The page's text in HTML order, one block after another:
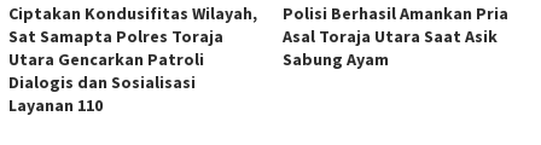
Ciptakan Kondusifitas Wilayah,
Sat Samapta Polres Toraja
Utara Gencarkan Patroli
Dialogis dan Sosialisasi
Layanan 110
Polisi Berhasil Amankan Pria
Asal Toraja Utara Saat Asik
Sabung Ayam